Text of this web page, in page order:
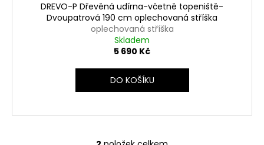
DREVO-P Dřevěná udírna-včetně topeniště-
Dvoupatrová 190 cm oplechovaná stříška
oplechovaná stříška
Skladem
5 690 Kč
DO KOŠÍKU